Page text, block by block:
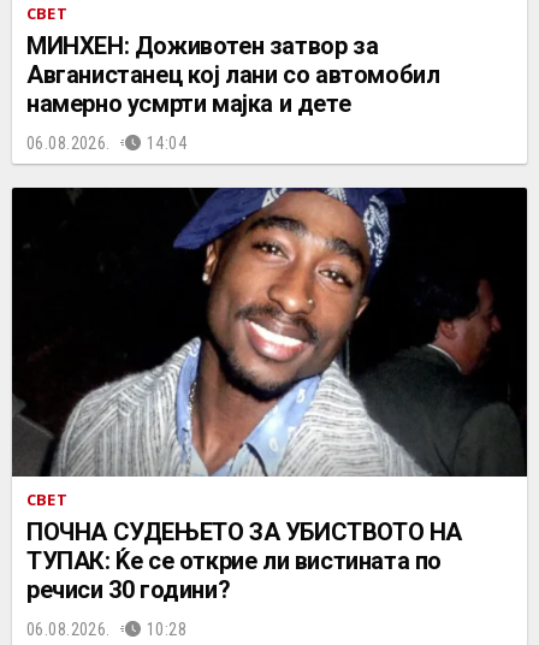
СВЕТ
МИНХЕН: Доживотен затвор за
Авганистанец кој лани со автомобил
намерно усмрти мајка и дете
06.08.2026. 14:04
СВЕТ
ПОЧНА СУДЕЊЕТО ЗА УБИСТВОТО НА
ТУПАК: Ќе се открие ли вистината по
речиси 30 години?
06.08.2026. 10:28